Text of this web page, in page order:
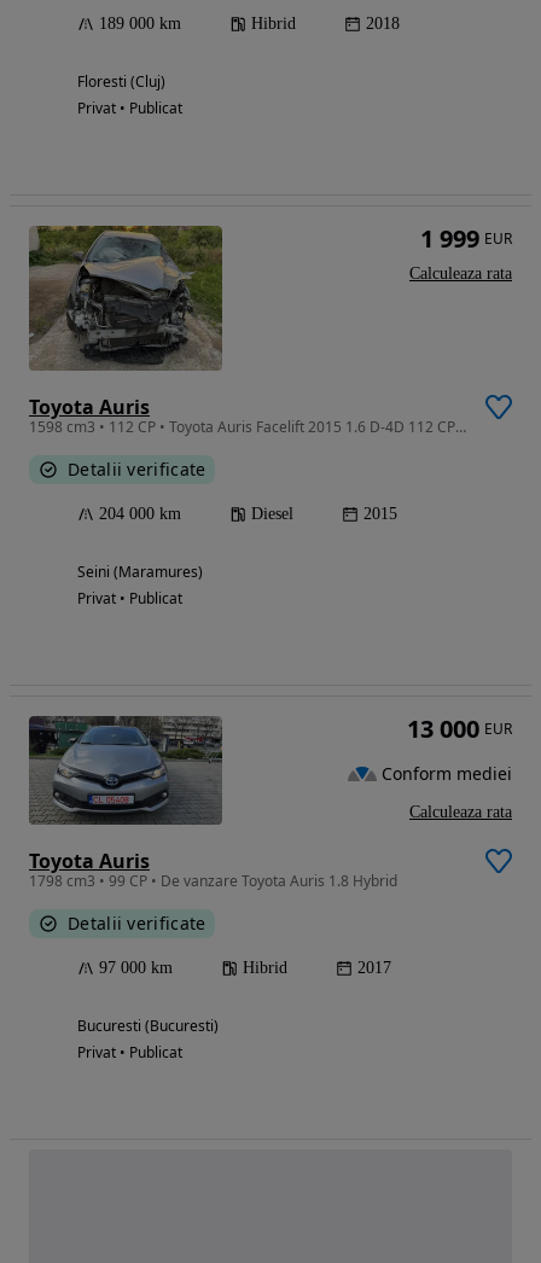
189 000 km Hibrid 2018
Floresti (Cluj)
Privat • Publicat
Toyota Auris
1598 cm3 • 112 CP • Toyota Auris Facelift 2015 1.6 D-4D 112 CP Euro 6 204.000 km Avariată
Detalii verificate
204 000 km Diesel 2015
Seini (Maramures)
Privat • Publicat
1 999 EUR
Calculeaza rata
Toyota Auris
1798 cm3 • 99 CP • De vanzare Toyota Auris 1.8 Hybrid
Detalii verificate
97 000 km Hibrid 2017
Bucuresti (Bucuresti)
Privat • Publicat
13 000 EUR
Conform mediei
Calculeaza rata